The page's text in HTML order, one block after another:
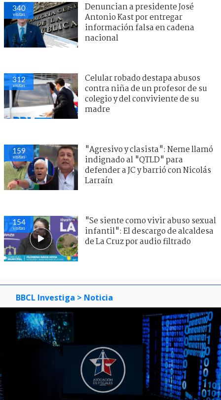
340
visitas
Denuncian a presidente José
Antonio Kast por entregar
información falsa en cadena
nacional
312
visitas
Celular robado destapa abusos
contra niña de un profesor de su
colegio y del conviviente de su
madre
159
visitas
"Agresivo y clasista": Neme llamó
indignado al "QTLD" para
defender a JC y barrió con Nicolás
Larraín
154
visitas
"Se siente como vivir abuso sexual
infantil": El descargo de alcaldesa
de La Cruz por audio filtrado
BBCL Investiga > Noticia